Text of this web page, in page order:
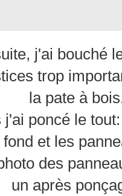
j'ai bouché
trop
la pate à
j'ai poncé le
fond et les
des
un après